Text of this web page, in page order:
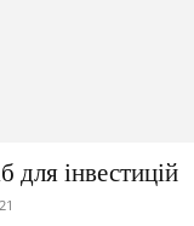
для інвестицій